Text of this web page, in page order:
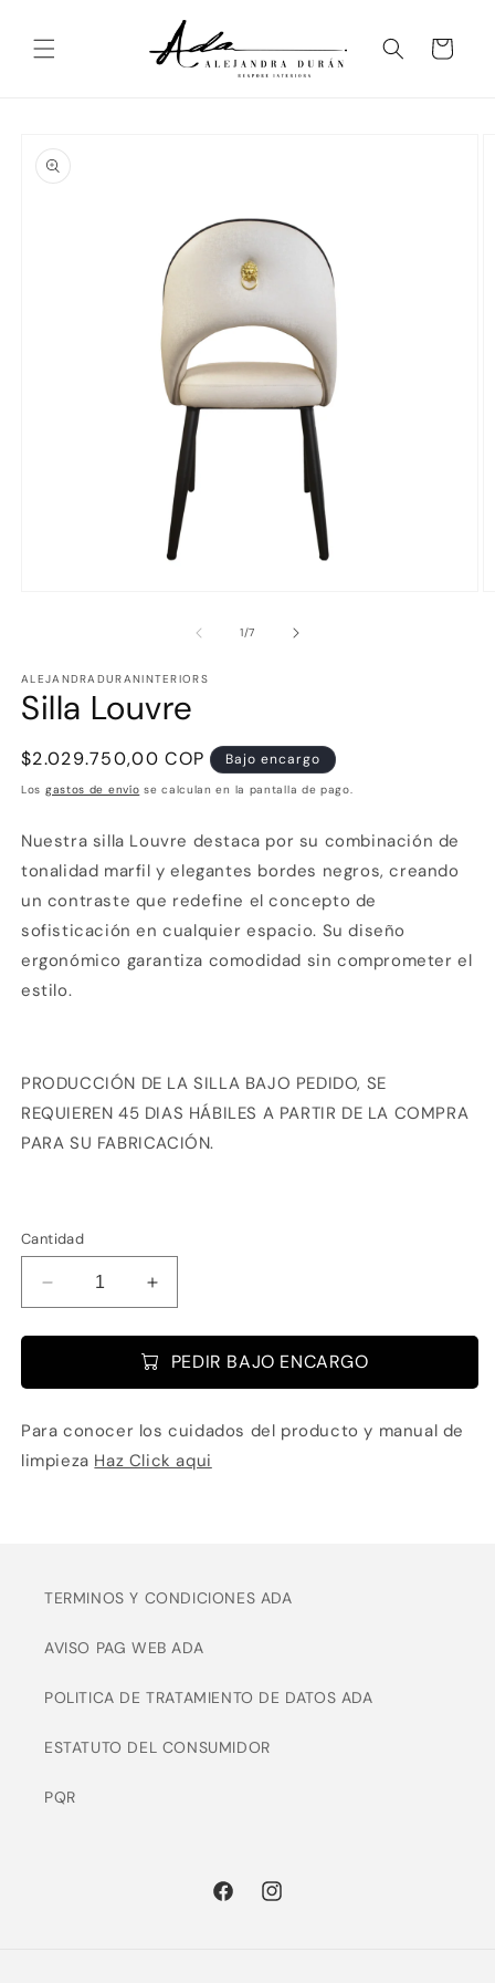
al contenido
Carrito
información
una
ventana
modal
1/de
7
ALEJANDRADURANINTERIORS
Silla Louvre
Precio
habitual
$2.029.750,00 COP Bajo encargo
Los gastos de envío se calculan en la pantalla de pago.
Nuestra silla Louvre destaca por su combinación de
tonalidad marfil y elegantes bordes negros, creando
un contraste que redefine el concepto de
sofisticación en cualquier espacio. Su diseño
ergonómico garantiza comodidad sin comprometer el
estilo.
PRODUCCIÓN DE LA SILLA BAJO PEDIDO, SE
REQUIEREN 45 DIAS HÁBILES A PARTIR DE LA COMPRA
PARA SU FABRICACIÓN.
Cantidad
Reducir
cantidad
para
Louvre
Aumentar
cantidad
para
Silla
Louvre
PEDIR BAJO ENCARGO
Para conocer los cuidados del producto y manual de
limpieza Haz Click aqui
TERMINOS Y CONDICIONES ADA
AVISO PAG WEB ADA
POLITICA DE TRATAMIENTO DE DATOS ADA
ESTATUTO DEL CONSUMIDOR
PQR
FacebookInstagram